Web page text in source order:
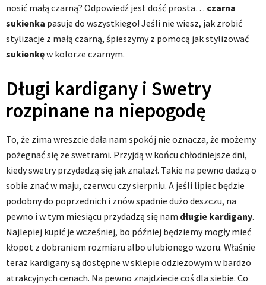
nosić małą czarną? Odpowiedź jest dość prosta… czarna
sukienka pasuje do wszystkiego! Jeśli nie wiesz, jak zrobić
stylizacje z małą czarną, śpieszymy z pomocą jak stylizować
sukienkęw kolorze czarnym.
Długi kardigany i Swetry
rozpinane na niepogodę
To, że zima wreszcie dała nam spokój nie oznacza, że możemy
pożegnać się ze swetrami. Przyjdą w końcu chłodniejsze dni,
kiedy swetry przydadzą się jak znalazł. Takie na pewno dadzą o
sobie znać w maju, czerwcu czy sierpniu. A jeśli lipiec będzie
podobny do poprzednich i znów spadnie dużo deszczu, na
pewno i w tym miesiącu przydadzą się nam długie kardigany.
Najlepiej kupić je wcześniej, bo później będziemy mogły mieć
kłopot z dobraniem rozmiaru albo ulubionego wzoru. Właśnie
teraz kardigany są dostępne w sklepie odziezowym w bardzo
atrakcyjnych cenach. Na pewno znajdziecie coś dla siebie. Co